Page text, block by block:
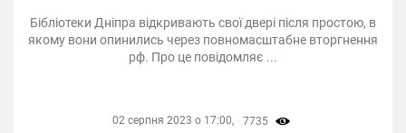
Бібліотеки Дніпра відкривають свої двері після простою, в
якому вони опинились через повномасштабне вторгнення
рф. Про це повідомляє ...
02 серпня 2023 о 17:00, 7735